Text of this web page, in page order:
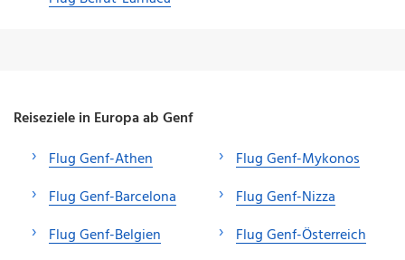
Reiseziele in Europa ab Genf
Flug Genf-Athen
Flug Genf-Barcelona
Flug Genf-Belgien
Flug Genf-Mykonos
Flug Genf-Nizza
Flug Genf-Österreich